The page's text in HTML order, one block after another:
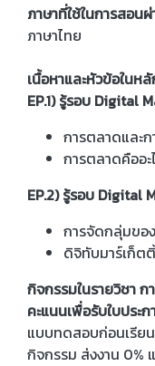
ภาษาที่ใช้ในการสอน
ภาษาไทย
เนื้อหาและหัวข้อในห
EP.1) รู้รอบ Digital
การตลาดและ
การตลาดคืออะ
EP.2) รู้รอบ Digital
การจัดกลุ่มขอ
ดิจิทับมาร์เก็ต
กิจกรรมในรายวิชา
คะแนนเพื่อรับใบประ
แบบทดสอบก่อนเรีย
กิจกรรม ส่งงาน 0%